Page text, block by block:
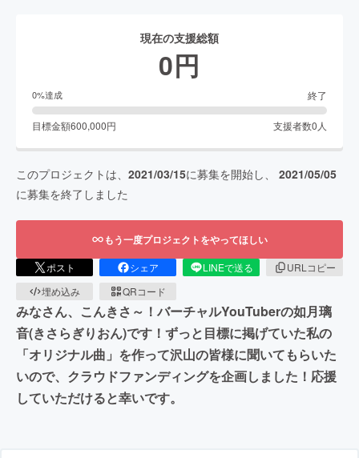
現在の支援総額
0円
0%達成 終了
目標金額600,000円 支援者数0 人
このプロジェクトは、 2021/03/15に募集を開始し、 2021/05/05
に募集を終了しました
もう一度プロジェクトをやってほしい
ポスト シェア LINEで送る
URLコピー
埋め込み
QRコード
みなさん、こんきさ～！バーチャルYouTuberの如月璃
音(きさらぎりおん)です！ずっと目標に掲げていた私の
「オリジナル曲」を作って沢山の皆様に聞いてもらいた
いので、クラウドファンディングを企画しました！応援
していただけると幸いです。